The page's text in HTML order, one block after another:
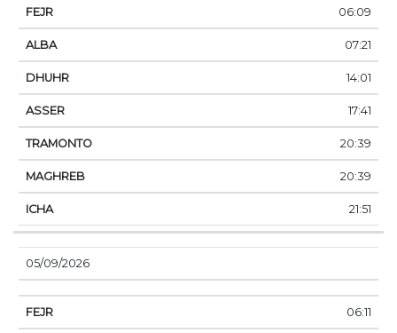
06:09
07:21
14:01
17:41
20:39
20:39
21:51
05/09/2026
06:11